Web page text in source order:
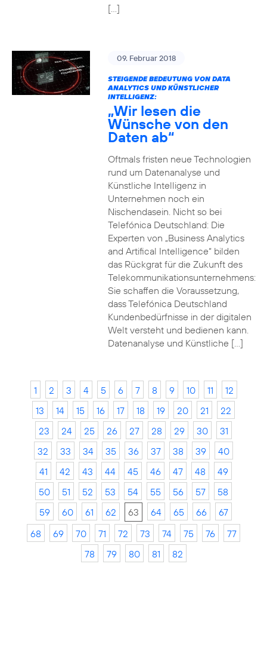
[…]
09. Februar 2018
STEIGENDE BEDEUTUNG VON DATA
ANALYTICS UND KÜNSTLICHER
INTELLIGENZ:
„Wir lesen die
Wünsche von den
Daten ab“
Oftmals fristen neue Technologien
rund um Datenanalyse und
Künstliche Intelligenz in
Unternehmen noch ein
Nischendasein. Nicht so bei
Telefónica Deutschland: Die
Experten von „Business Analytics
and Artifical Intelligence“ bilden
das Rückgrat für die Zukunft des
Telekommunikationsunternehmens:
Sie schaffen die Voraussetzung,
dass Telefónica Deutschland
Kundenbedürfnisse in der digitalen
Welt versteht und bedienen kann.
Datenanalyse und Künstliche […]
1 2 3 4 5 6 7 8 9 10 11
12
13
14 15 16 17 18 19 20 21
22
23
24 25 26 27 28 29 30
31
32
33 34 35 36 37 38 39
40
41
42 43 44 45 46 47 48
49
50
51 52 53 54 55 56 57
58
59
60 61 62 63 64 65 66
67
68
69 70 71 72 73 74 75 76
77
78
79 80 81 82